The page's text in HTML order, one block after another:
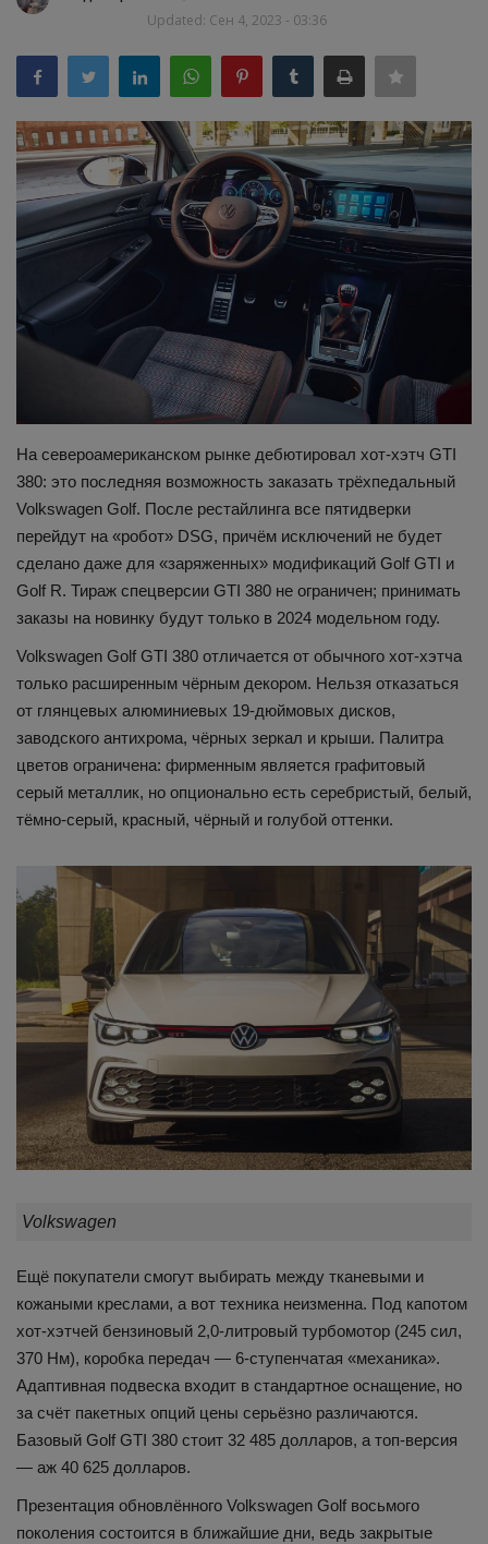
Наука и открытия
Updated: Сен 4, 2023 - 03:36
На североамериканском рынке дебютировал хот-хэтч GTI
380: это последняя возможность заказать трёхпедальный
Volkswagen Golf. После рестайлинга все пятидверки
перейдут на «робот» DSG, причём исключений не будет
сделано даже для «заряженных» модификаций Golf GTI и
Golf R. Тираж спецверсии GTI 380 не ограничен; принимать
заказы на новинку будут только в 2024 модельном году.
Volkswagen Golf GTI 380 отличается от обычного хот-хэтча
только расширенным чёрным декором. Нельзя отказаться
от глянцевых алюминиевых 19-дюймовых дисков,
заводского антихрома, чёрных зеркал и крыши. Палитра
цветов ограничена: фирменным является графитовый
серый металлик, но опционально есть серебристый, белый,
тёмно-серый, красный, чёрный и голубой оттенки.
Volkswagen
Ещё покупатели смогут выбирать между тканевыми и
кожаными креслами, а вот техника неизменна. Под капотом
хот-хэтчей бензиновый 2,0-литровый турбомотор (245 сил,
370 Нм), коробка передач — 6-ступенчатая «механика».
Адаптивная подвеска входит в стандартное оснащение, но
за счёт пакетных опций цены серьёзно различаются.
Базовый Golf GTI 380 стоит 32 485 долларов, а топ-версия
— аж 40 625 долларов.
Презентация обновлённого Volkswagen Golf восьмого
поколения состоится в ближайшие дни, ведь закрытые